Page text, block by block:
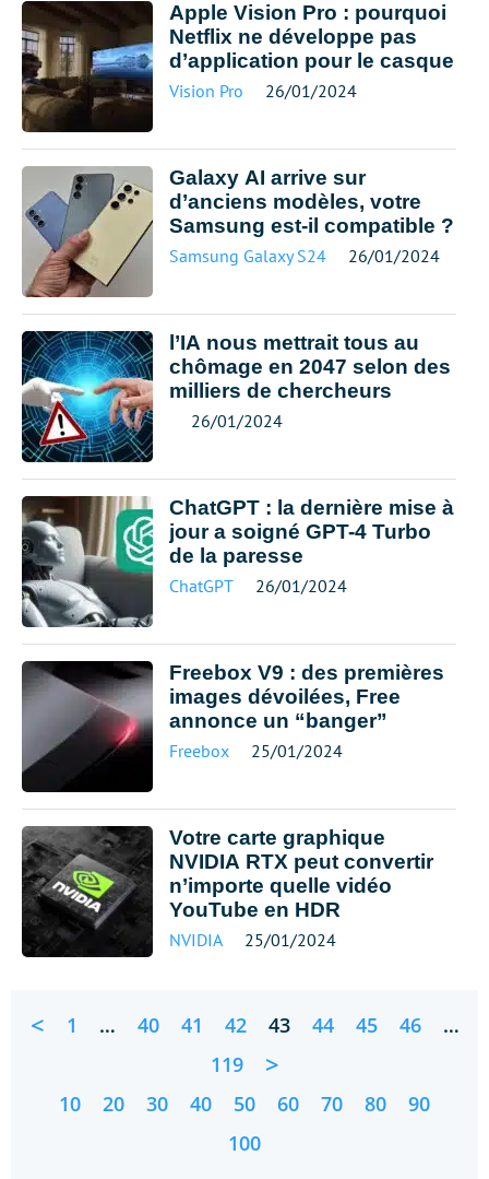
Apple Vision Pro : pourquoi
Netflix ne développe pas
d’application pour le casque
Vision Pro 26/01/2024
Galaxy AI arrive sur
d’anciens modèles, votre
Samsung est-il compatible ?
Samsung Galaxy S24 26/01/2024
l’IA nous mettrait tous au
chômage en 2047 selon des
milliers de chercheurs
26/01/2024
ChatGPT : la dernière mise à
jour a soigné GPT-4 Turbo
de la paresse
ChatGPT 26/01/2024
Freebox V9 : des premières
images dévoilées, Free
annonce un “banger”
Freebox 25/01/2024
Votre carte graphique
NVIDIA RTX peut convertir
n’importe quelle vidéo
YouTube en HDR
NVIDIA 25/01/2024
< 1 … 40 41 42 43 44 45 46
…
119
>
10 20 30 40 50 60 70 80
90
100